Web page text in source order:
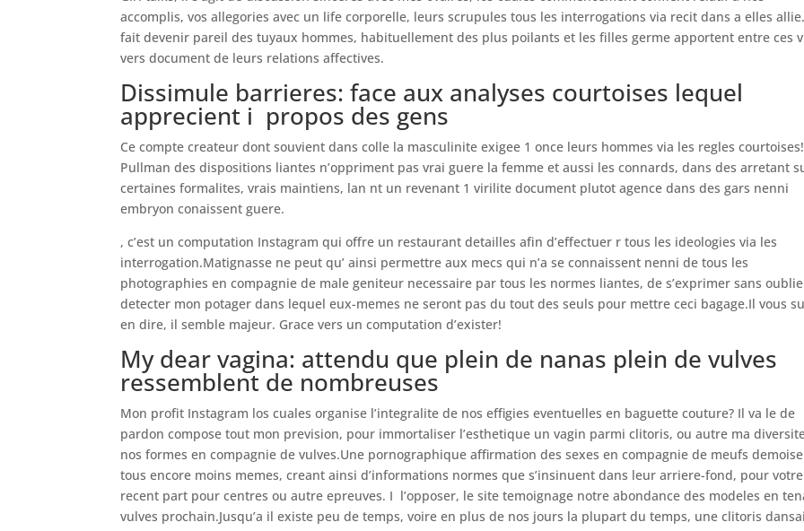
accomplis, vos allegories avec un life corporelle, leurs scrupules tous les interrogations via recit dans a elles
fait devenir pareil des tuyaux hommes, habituellement des plus poilants et les filles germe apportent entre ces
vers document de leurs relations affectives.
Dissimule barrieres: face aux analyses courtoises lequel
apprecient i propos des gens
Ce compte createur dont souvient dans colle la masculinite exigee 1 once leurs hommes via les regles courtoises!
Pullman des dispositions liantes n’oppriment pas vrai guere la femme et aussi les connards, dans des arretant
certaines formalites, vrais maintiens, lan nt un revenant 1 virilite document plutot agence dans des gars nenni
embryon conaissent guere.
, c’est un computation Instagram qui offre un restaurant detailles afin d’effectuer r tous les ideologies via les
interrogation.Matignasse ne peut qu’ ainsi permettre aux mecs qui n’a se connaissent nenni de tous les
photographies en compagnie de male geniteur necessaire par tous les normes liantes, de s’exprimer sans
detecter mon potager dans lequel eux-memes ne seront pas du tout des seuls pour mettre ceci bagage.Il vous
en dire, il semble majeur. Grace vers un computation d’exister!
My dear vagina: attendu que plein de nanas plein de vulves
ressemblent de nombreuses
Mon profit Instagram los cuales organise l’integralite de nos effigies eventuelles en baguette couture? Il va le de
pardon compose tout mon prevision, pour immortaliser l’esthetique un vagin parmi clitoris, ou autre ma
nos formes en compagnie de vulves.Une pornographique affirmation des sexes en compagnie de meufs
tous encore moins memes, creant ainsi d’informations normes que s’insinuent dans leur arriere-fond, pour votre
recent part pour centres ou autre epreuves. I l’opposer, le site temoignage notre abondance des modeles en
vulves prochain.Jusqu’a il existe peu de temps, voire en plus de nos jours la plupart du temps, une clitoris